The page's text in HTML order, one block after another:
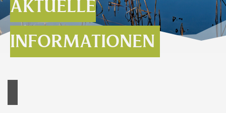
AKTUELLE
INFORMATIONEN